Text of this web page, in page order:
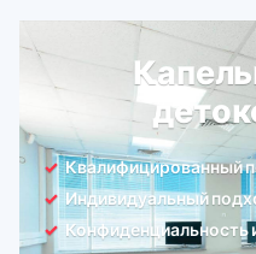
Квалифицированный
Индивидуальный
Конфиденциальность